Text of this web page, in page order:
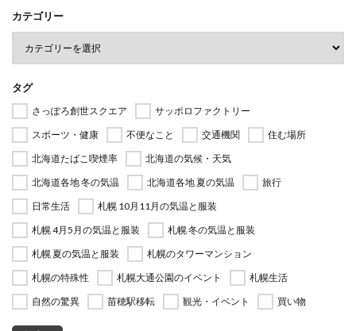
カテゴリー
タグ
さっぽろ創世スクエア
サッポロファクトリー
スポーツ・健康
不便なこと 交通機関
住む場所
北海道たばこ喫煙率
北海道の気候・天気
北海道各地 冬の気温
北海道各地 夏の気温
旅行
日常生活
札幌 10月11月の気温と服装
札幌 4月5月の気温と服装
札幌 冬の気温と服装
札幌 夏の気温と服装
札幌のタワーマンション
札幌の特殊性
札幌大通公園のイベント
札幌生活
自然の驚異
苗穂駅移転 観光・イベント 買い物